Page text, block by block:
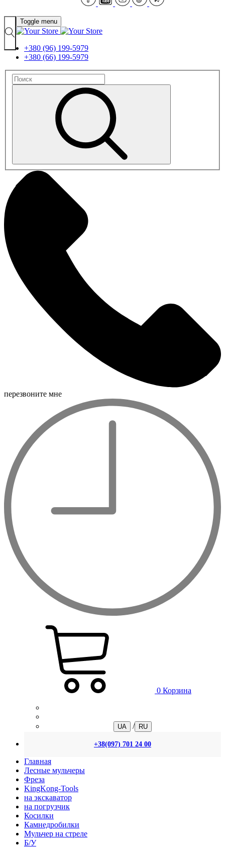
Toggle menu
+380 (96) 199-5979
+380 (66) 199-5979
перезвоните мне
0 Корзина
UA / RU
+38(097) 701 24 00
Главная
Лесные мульчеры
Фреза
KingKong-Tools
на экскаватор
на погрузчик
Косилки
Камнедробилки
Мульчер на стреле
Б/У